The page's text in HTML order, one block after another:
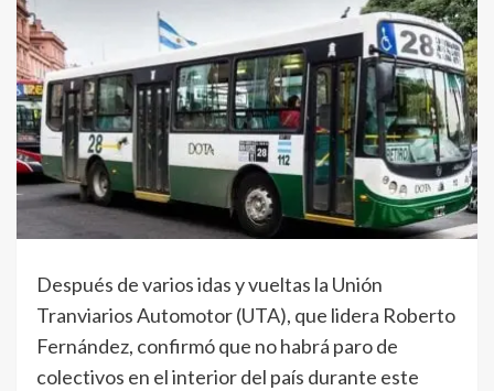
Después de varios idas y vueltas la Unión
Tranviarios Automotor (UTA), que lidera Roberto
Fernández, confirmó que no habrá paro de
colectivos en el interior del país durante este